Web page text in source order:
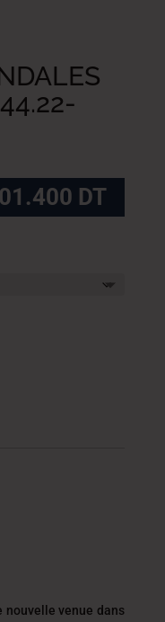
DTLe
prix
nouvelle venue dans